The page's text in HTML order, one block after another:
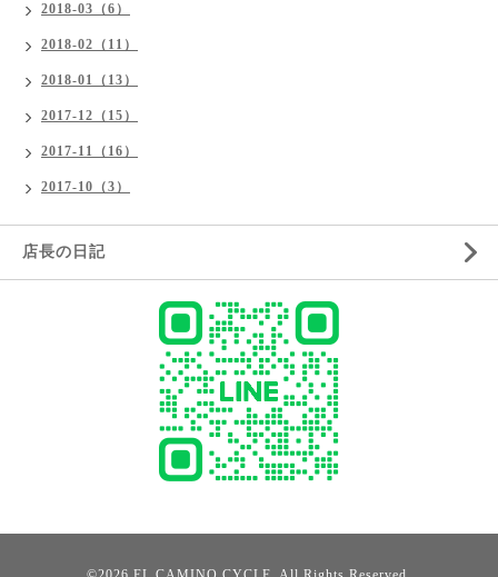
2018-03（6）
2018-02（11）
2018-01（13）
2017-12（15）
2017-11（16）
2017-10（3）
店長の日記